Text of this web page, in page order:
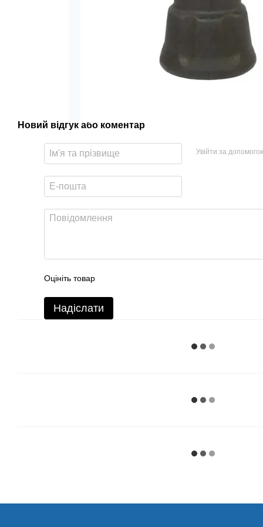
Новий відгук або коментар
Увійти за
Оцініть товар
Надіслати